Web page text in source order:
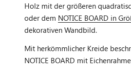
Holz mit der größeren
oder dem NOTICE BOARD in
dekorativen Wandbild.
Mit herkömmlicher Kreide
NOTICE BOARD mit